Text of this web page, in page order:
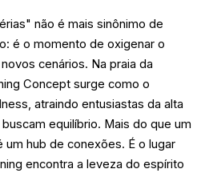
não é mais sinônimo de
é o momento de oxigenar o
cenários. Na praia da
Concept surge como o
atraindo entusiastas da alta
equilíbrio. Mais do que um
hub de conexões. É o lugar
encontra a leveza do espírito